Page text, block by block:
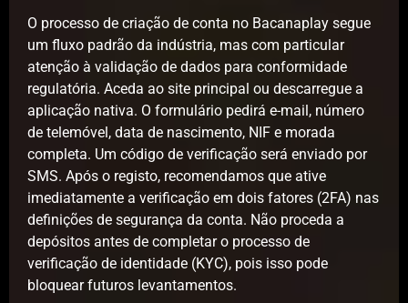
O processo de criação de conta no Bacanaplay segue
um fluxo padrão da indústria, mas com particular
atenção à validação de dados para conformidade
regulatória. Aceda ao site principal ou descarregue a
aplicação nativa. O formulário pedirá e-mail, número
de telemóvel, data de nascimento, NIF e morada
completa. Um código de verificação será enviado por
SMS. Após o registo, recomendamos que ative
imediatamente a verificação em dois fatores (2FA) nas
definições de segurança da conta. Não proceda a
depósitos antes de completar o processo de
verificação de identidade (KYC), pois isso pode
bloquear futuros levantamentos.